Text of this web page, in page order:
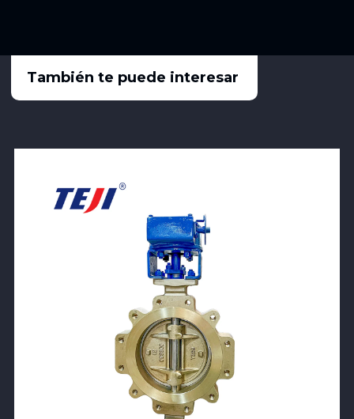
También te puede interesar